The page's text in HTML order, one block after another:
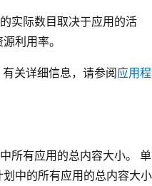
实际数目取决于应用的活
利用率。
关详细信息，请参阅应用程
所有应用的总内容大小。 单
中的所有应用的总内容大小